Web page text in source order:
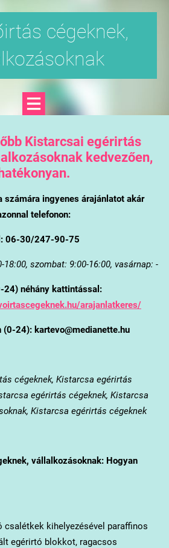
cégeknek,
Kistarcsai egérirtás
kedvezően,
számára ingyenes árajánlatot akár
telefonon:
06-30/247-90-75
szombat: 9:00-16:00, vasárnap: -
24) néhány kattintással:
arajanlatkeres/
24): kartevo@medianette.hu
cégeknek, Kistarcsa egérirtás
egérirtás cégeknek, Kistarcsa
Kistarcsa egérirtás cégeknek
vállalkozásoknak: Hogyan
csalétkek kihelyezésével paraffinos
egérirtó blokkot, ragacsos